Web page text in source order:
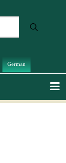
German